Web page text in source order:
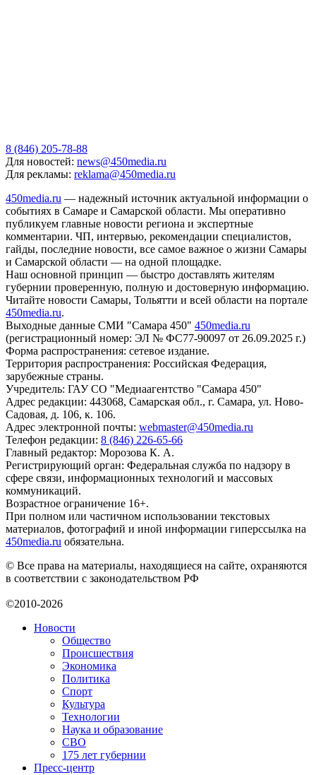
8 (846) 205-78-88
Для новостей: news@450media.ru
Для рекламы: reklama@450media.ru
450media.ru — надежный источник актуальной информации о
событиях в Самаре и Самарской области. Мы оперативно
публикуем главные новости региона и экспертные
комментарии. ЧП, интервью, рекомендации специалистов,
гайды, последние новости, все самое важное о жизни Самары
и Самарской области — на одной площадке.
Наш основной принцип — быстро доставлять жителям
губернии проверенную, полную и достоверную информацию.
Читайте новости Самары, Тольятти и всей области на портале
450media.ru.
Выходные данные СМИ "Самара 450" 450media.ru
(регистрационный номер: ЭЛ № ФС77-90097 от 26.09.2025 г.)
Форма распространения: сетевое издание.
Территория распространения: Российская Федерация,
зарубежные страны.
Учредитель: ГАУ СО "Медиаагентство "Самара 450"
Адрес редакции: 443068, Самарская обл., г. Самара, ул. Ново-
Садовая, д. 106, к. 106.
Адрес электронной почты: webmaster@450media.ru
Телефон редакции: 8 (846) 226-65-66
Главный редактор: Морозова К. А.
Регистрирующий орган: Федеральная служба по надзору в
сфере связи, информационных технологий и массовых
коммуникаций.
Возрастное ограничение 16+.
При полном или частичном использовании текстовых
материалов, фотографий и иной информации гиперссылка на
450media.ru обязательна.
© Все права на материалы, находящиеся на сайте, охраняются
в соответствии с законодательством РФ
©2010-2026
Новости
Общество
Происшествия
Экономика
Политика
Спорт
Культура
Технологии
Наука и образование
СВО
175 лет губернии
Пресс-центр